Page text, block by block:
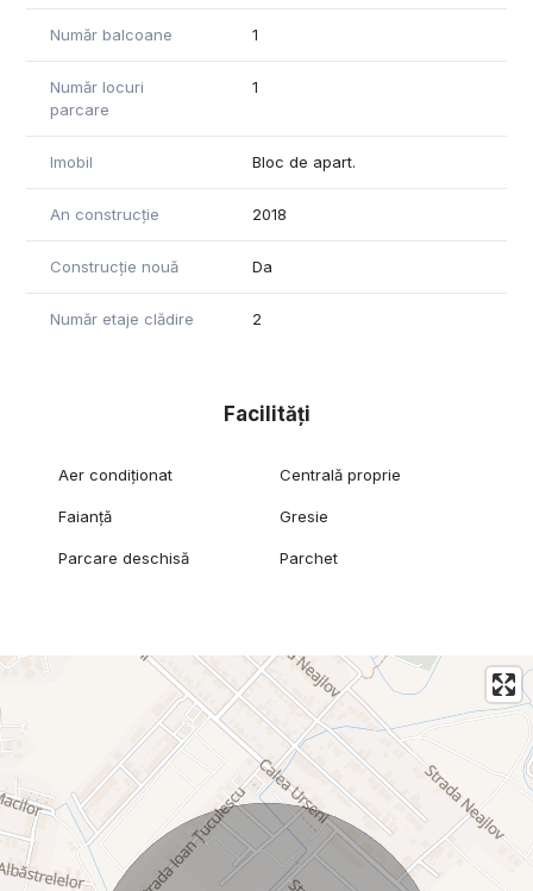
Număr balcoane 1
Număr locuri
parcare
1
Imobil Bloc de apart.
An construcție 2018
Construcție nouă Da
Număr etaje clădire 2
Facilități
Aer condiționat Centrală proprie
Faianță Gresie
Parcare deschisă Parchet